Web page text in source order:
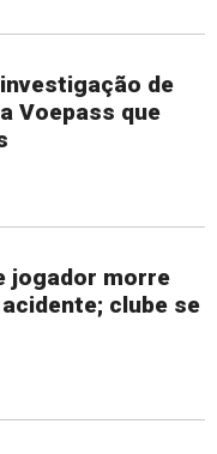
de
Voepass que
jogador morre
clube se